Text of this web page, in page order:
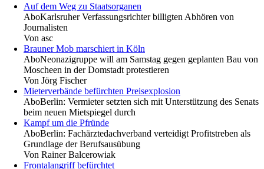
Auf dem Weg zu Staatsorganen
AboKarlsruher Verfassungsrichter billigten Abhören von
Journalisten
Von asc
Brauner Mob marschiert in Köln
AboNeonazigruppe will am Samstag gegen geplanten Bau von
Moscheen in der Domstadt protestieren
Von Jörg Fischer
Mieterverbände befürchten Preisexplosion
AboBerlin: Vermieter setzten sich mit Unterstützung des Senats
beim neuen Mietspiegel durch
Kampf um die Pfründe
AboBerlin: Fachärztedachverband verteidigt Profitstreben als
Grundlage der Berufsausübung
Von Rainer Balcerowiak
Frontalangriff befürchtet